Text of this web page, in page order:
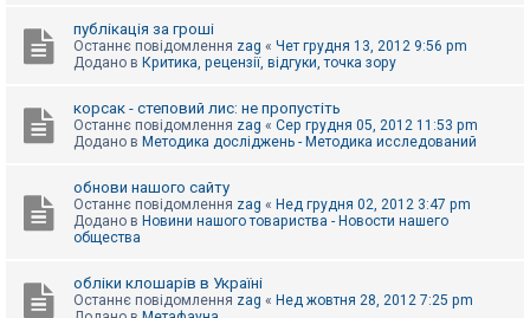
публікація за гроші
Останнє повідомлення zag « Чет грудня 13, 2012 9:56 pm
Додано в Критика, рецензії, відгуки, точка зору
корсак - степовий лис: не пропустіть
Останнє повідомлення zag « Сер грудня 05, 2012 11:53 pm
Додано в Методика досліджень - Методика исследований
обнови нашого сайту
Останнє повідомлення zag « Нед грудня 02, 2012 3:47 pm
Додано в Новини нашого товариства - Новости нашего
общества
обліки клошарів в Україні
Останнє повідомлення zag « Нед жовтня 28, 2012 7:25 pm